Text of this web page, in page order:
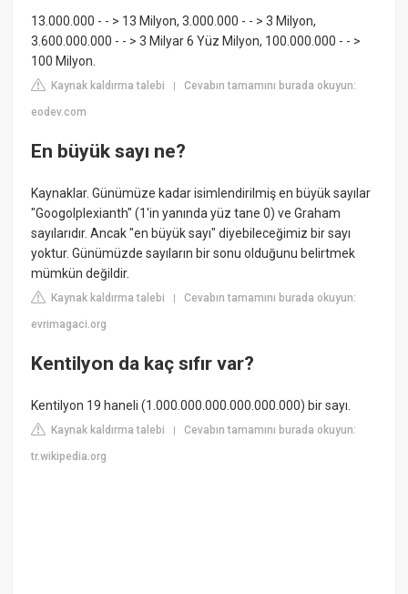
13.000.000 - - > 13 Milyon, 3.000.000 - - > 3 Milyon,
3.600.000.000 - - > 3 Milyar 6 Yüz Milyon, 100.000.000 - - >
100 Milyon.
Kaynak kaldırma talebi |Cevabın tamamını burada okuyun:
eodev.com
En büyük sayı ne?
Kaynaklar. Günümüze kadar isimlendirilmiş en büyük sayılar
"Googolplexianth" (1'in yanında yüz tane 0) ve Graham
sayılarıdır. Ancak "en büyük sayı" diyebileceğimiz bir sayı
yoktur. Günümüzde sayıların bir sonu olduğunu belirtmek
mümkün değildir.
Kaynak kaldırma talebi |Cevabın tamamını burada okuyun:
evrimagaci.org
Kentilyon da kaç sıfır var?
Kentilyon 19 haneli (1.000.000.000.000.000.000) bir sayı.
Kaynak kaldırma talebi |Cevabın tamamını burada okuyun:
tr.wikipedia.org